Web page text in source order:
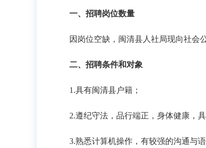
一、招聘岗位数量
因岗位空缺，闽清县人社局现向社会公
二、招聘条件和对象
1.具有闽清县户籍；
2.遵纪守法，品行端正，身体健康，具
3.熟悉计算机操作，有较强的沟通与语